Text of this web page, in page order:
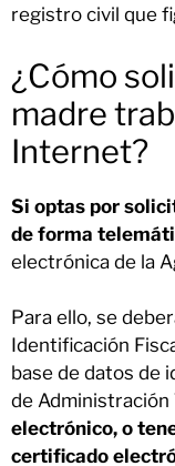
registro civil que
¿Cómo
madre
Internet?
Si optas por
de forma
electrónica de la
Para ello, se
Identificación
base de datos de
de Administración
electrónico, o
certificado